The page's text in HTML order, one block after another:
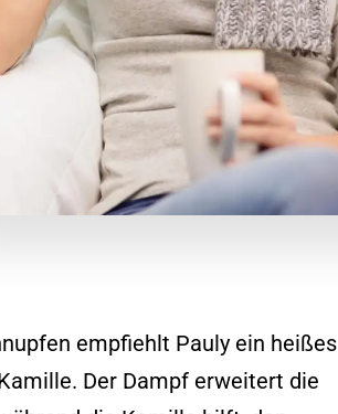
empfiehlt Pauly ein heißes
Der Dampf erweitert die